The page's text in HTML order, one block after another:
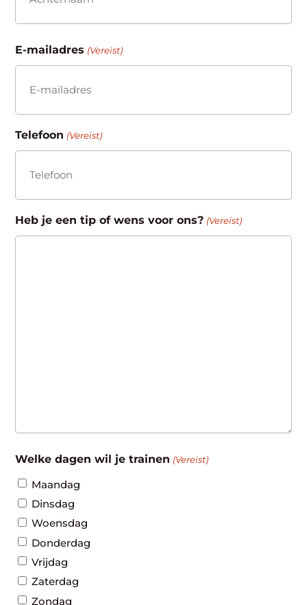
E-mailadres (Vereist)
Telefoon (Vereist)
Heb je een tip of wens voor ons? (Vereist)
Welke dagen wil je trainen (Vereist)
Maandag
Dinsdag
Woensdag
Donderdag
Vrijdag
Zaterdag
Zondag